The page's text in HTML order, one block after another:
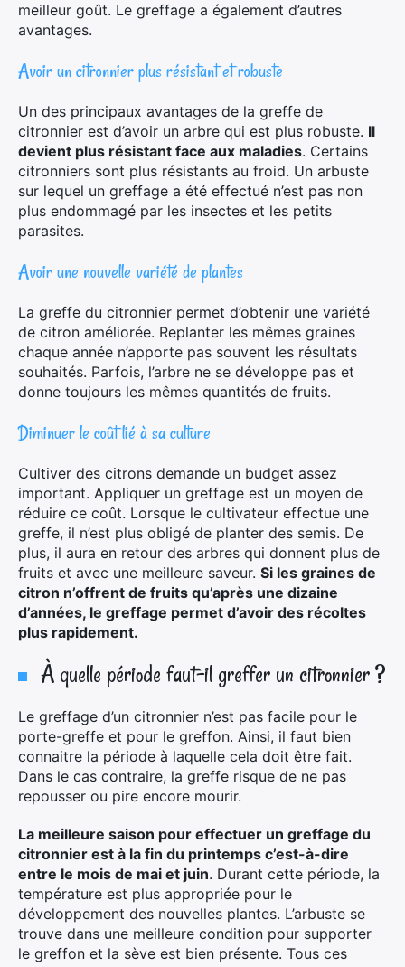
meilleur goût. Le greffage a également d’autres
avantages.
Avoir un citronnier plus résistant et robuste
Un des principaux avantages de la greffe de
citronnier est d’avoir un arbre qui est plus robuste. Il
devient plus résistant face aux maladies. Certains
citronniers sont plus résistants au froid. Un arbuste
sur lequel un greffage a été effectué n’est pas non
plus endommagé par les insectes et les petits
parasites.
Avoir une nouvelle variété de plantes
La greffe du citronnier permet d’obtenir une variété
de citron améliorée. Replanter les mêmes graines
chaque année n’apporte pas souvent les résultats
souhaités. Parfois, l’arbre ne se développe pas et
donne toujours les mêmes quantités de fruits.
Diminuer le coût lié à sa culture
Cultiver des citrons demande un budget assez
important. Appliquer un greffage est un moyen de
réduire ce coût. Lorsque le cultivateur effectue une
greffe, il n’est plus obligé de planter des semis. De
plus, il aura en retour des arbres qui donnent plus de
fruits et avec une meilleure saveur. Si les graines de
citron n’offrent de fruits qu’après une dizaine
d’années, le greffage permet d’avoir des récoltes
plus rapidement.
À quelle période faut-il greffer un citronnier ?
Le greffage d’un citronnier n’est pas facile pour le
porte-greffe et pour le greffon. Ainsi, il faut bien
connaitre la période à laquelle cela doit être fait.
Dans le cas contraire, la greffe risque de ne pas
repousser ou pire encore mourir.
La meilleure saison pour effectuer un greffage du
citronnier est à la fin du printemps c’est-à-dire
entre le mois de mai et juin. Durant cette période, la
température est plus appropriée pour le
développement des nouvelles plantes. L’arbuste se
trouve dans une meilleure condition pour supporter
le greffon et la sève est bien présente. Tous ces